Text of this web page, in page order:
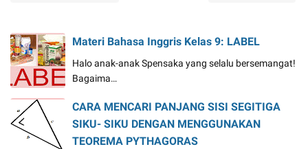
Materi Bahasa Inggris Kelas 9: LABEL
Halo anak-anak Spensaka yang selalu bersemangat!
Bagaima…
CARA MENCARI PANJANG SISI SEGITIGA
SIKU- SIKU DENGAN MENGGUNAKAN
TEOREMA PYTHAGORAS